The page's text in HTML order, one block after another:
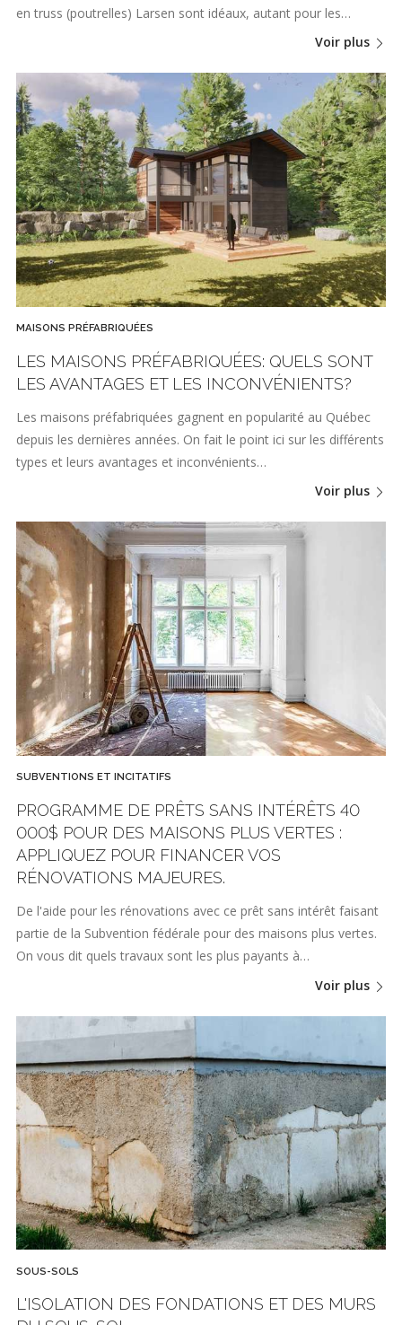
en truss (poutrelles) Larsen sont idéaux, autant pour les…
Voir plus
MAISONS PRÉFABRIQUÉES
LES MAISONS PRÉFABRIQUÉES: QUELS SONT
LES AVANTAGES ET LES INCONVÉNIENTS?
Les maisons préfabriquées gagnent en popularité au Québec
depuis les dernières années. On fait le point ici sur les différents
types et leurs avantages et inconvénients…
Voir plus
SUBVENTIONS ET INCITATIFS
PROGRAMME DE PRÊTS SANS INTÉRÊTS 40
000$ POUR DES MAISONS PLUS VERTES :
APPLIQUEZ POUR FINANCER VOS
RÉNOVATIONS MAJEURES.
De l'aide pour les rénovations avec ce prêt sans intérêt faisant
partie de la Subvention fédérale pour des maisons plus vertes.
On vous dit quels travaux sont les plus payants à…
Voir plus
SOUS-SOLS
L'ISOLATION DES FONDATIONS ET DES MURS